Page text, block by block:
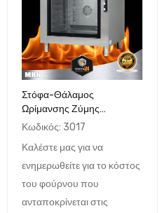
Στόφα-Θάλαμος
Ωρίμανσης Ζύμης
ΑρτοΖαχαροπλαστείου για
Κωδικός: 3017
Καλέστε μας για να
ενημερωθείτε για το κόστος
του φούρνου που
ανταποκρίνεται στις